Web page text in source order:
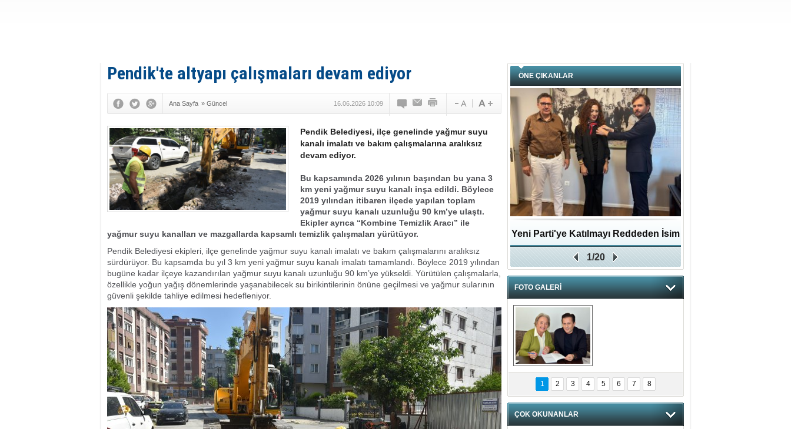
Pendik'te altyapı çalışmaları devam ediyor
Ana Sayfa » Güncel 16.06.2026 10:09
Pendik Belediyesi, ilçe genelinde yağmur suyu
kanalı imalatı ve bakım çalışmalarına aralıksız
devam ediyor.
Bu kapsamında 2026 yılının başından bu yana 3
km yeni yağmur suyu kanalı inşa edildi. Böylece
2019 yılından itibaren ilçede yapılan toplam
yağmur suyu kanalı uzunluğu 90 km’ye ulaştı.
Ekipler ayrıca “Kombine Temizlik Aracı” ile
yağmur suyu kanalları ve mazgallarda kapsamlı temizlik çalışmaları yürütüyor.
Pendik Belediyesi ekipleri, ilçe genelinde yağmur suyu kanalı imalatı ve bakım çalışmalarını aralıksız
sürdürüyor. Bu kapsamda bu yıl 3 km yeni yağmur suyu kanalı imalatı tamamlandı. Böylece 2019 yılından
bugüne kadar ilçeye kazandırılan yağmur suyu kanalı uzunluğu 90 km’ye yükseldi. Yürütülen çalışmalarla,
özellikle yoğun yağış dönemlerinde yaşanabilecek su birikintilerinin önüne geçilmesi ve yağmur sularının
güvenli şekilde tahliye edilmesi hedefleniyor.
ÖNE ÇIKANLAR
Yeni Parti'ye Katılmayı Reddeden İsim
Zafer Partisi'ne katıldı
1/20
FOTO GALERİ
hnzzzna
1 2 3 4 5 6 7 8
ÇOK OKUNANLAR